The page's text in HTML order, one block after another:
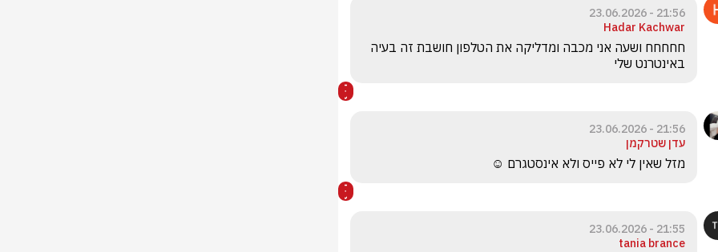
21:56 - 23.06.2026
Hadar Kachwar
באינטרנט שלי
21:56 - 23.06.2026
עדן שטרקמן
מזל שאין לי לא פייס ולא אינסטגרם ☺️
21:55 - 23.06.2026
tania brance